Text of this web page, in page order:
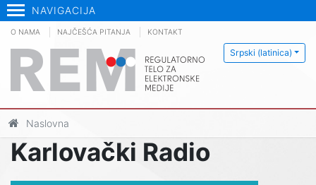
NAVIGACIJA
Srpski (latinica)
O NAMA NAJČEŠĆA PITANJA KONTAKT
Naslovna
Karlovački Radio